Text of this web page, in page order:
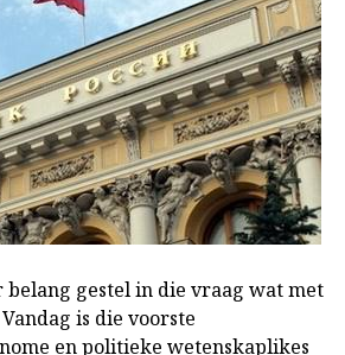
belang gestel in die vraag wat met
is die voorste
en politieke wetenskaplikes